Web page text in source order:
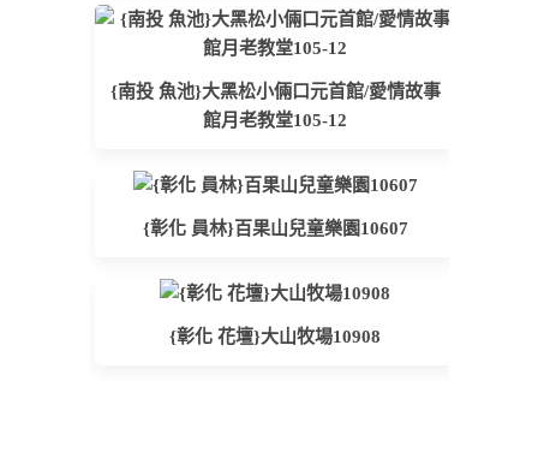
{南投 魚池}大黑松小倆口元首館/愛情故事
館月老教堂105-12
{彰化 員林}百果山兒童樂園10607
{彰化 花壇}大山牧場10908